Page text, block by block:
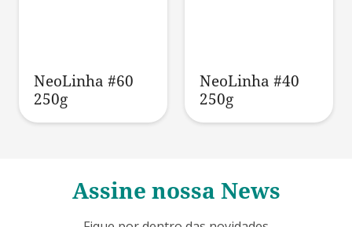
NeoLinha #60
250g
NeoLinha #40
250g
Assine nossa News